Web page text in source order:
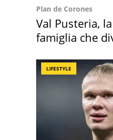
Plan de Corones
Val Pusteria,
famiglia che
LIFESTYLE